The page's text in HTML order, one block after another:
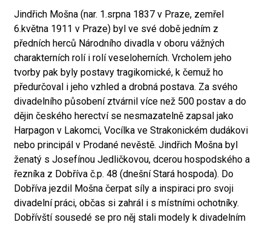
Jindřich Mošna (nar. 1.srpna 1837 v Praze, zemřel
6.května 1911 v Praze) byl ve své době jedním z
předních herců Národního divadla v oboru vážných
charakterních rolí i rolí veseloherních. Vrcholem jeho
tvorby pak byly postavy tragikomické, k čemuž ho
předurčoval i jeho vzhled a drobná postava. Za svého
divadelního působení ztvárnil více než 500 postav a do
dějin českého herectví se nesmazatelně zapsal jako
Harpagon v Lakomci, Vocílka ve Strakonickém dudákovi
nebo principál v Prodané nevěstě. Jindřich Mošna byl
ženatý s Josefínou Jedličkovou, dcerou hospodského a
řezníka z Dobříva č.p. 48 (dnešní Stará hospoda). Do
Dobříva jezdil Mošna čerpat síly a inspiraci pro svoji
divadelní práci, občas si zahrál i s místními ochotníky.
Dobřívští sousedé se pro něj stali modely k divadelním